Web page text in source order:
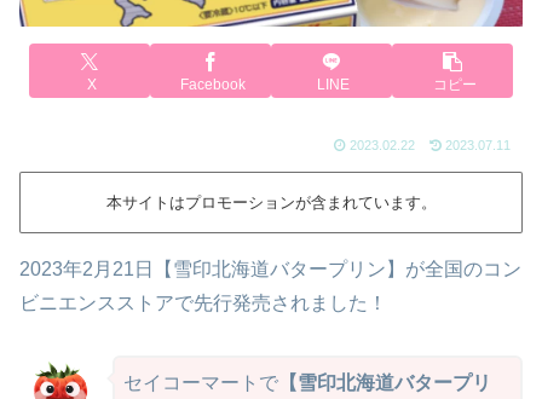
X Facebook LINE コピー
2023.02.22 2023.07.11
本サイトはプロモーションが含まれています。
2023年2月21日【雪印北海道バタープリン】が全国のコン
ビニエンスストアで先行発売されました！
セイコーマートで【雪印北海道バタープリ